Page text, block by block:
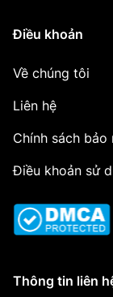
Điều khoản
Về chúng tôi
Liên hệ
Chính sách bảo
Điều khoản sử
Thông tin liên